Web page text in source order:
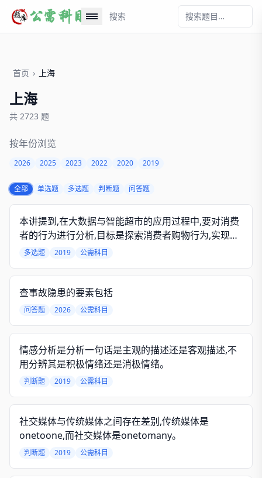
搜索
首页 › 上海
上海
共 2723 题
按年份浏览
2026 2025 2023 2022 2020 2019
全部 单选题 多选题 判断题 问答题
本讲提到,在大数据与智能超市的应用过程中,要对消费
者的行为进行分析,目标是探索消费者购物行为,实现对
超市的()以及商品货架摆放。
多选题 2019 公需科目
查事故隐患的要素包括
问答题 2026 公需科目
情感分析是分析一句话是主观的描述还是客观描述,不
用分辨其是积极情绪还是消极情绪。
判断题 2019 公需科目
社交媒体与传统媒体之间存在差别,传统媒体是
onetoone,而社交媒体是onetomany。
判断题 2019 公需科目